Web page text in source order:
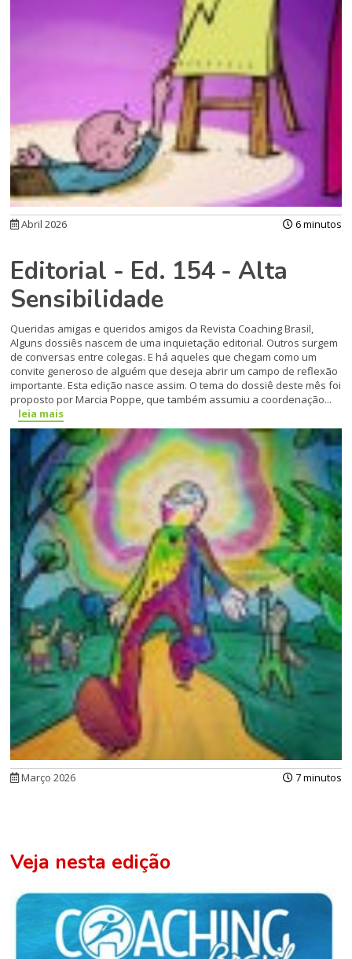
Abril 2026 6 minutos
Editorial - Ed. 154 - Alta
Sensibilidade
Queridas amigas e queridos amigos da Revista Coaching Brasil,
Alguns dossiês nascem de uma inquietação editorial. Outros surgem
de conversas entre colegas. E há aqueles que chegam como um
convite generoso de alguém que deseja abrir um campo de reflexão
importante. Esta edição nasce assim. O tema do dossiê deste mês foi
proposto por Marcia Poppe, que também assumiu a coordenação...
leia mais
Março 2026 7 minutos
Veja nesta edição